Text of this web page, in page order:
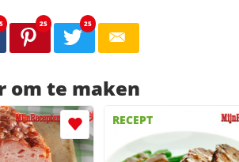
25 25
om te maken
RECEPT